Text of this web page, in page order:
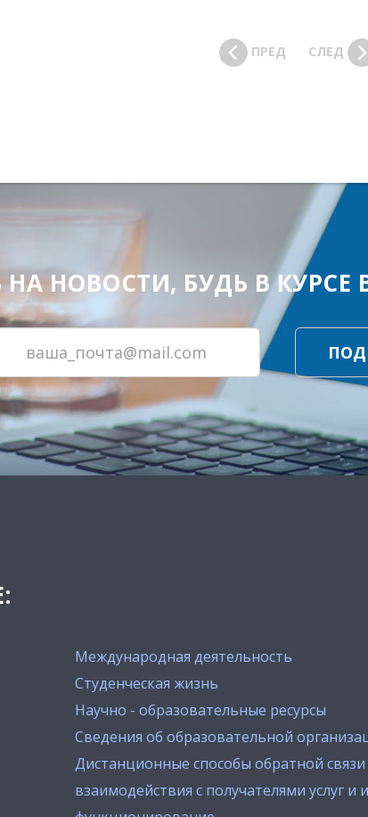
ПРЕД СЛЕД
НОВОСТИ, БУДЬ В КУРСЕ
Международная деятельность
Студенческая жизнь
Научно - образовательные ресурсы
Сведения об образовательной
Дистанционные способы обратной связи
взаимодействия с получателями услуг и